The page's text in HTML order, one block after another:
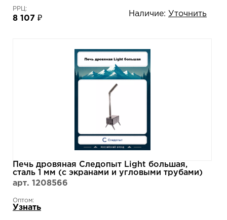
РРЦ:
8 107 ₽
Наличие: Уточнить
Печь дровяная Следопыт Light большая,
сталь 1 мм (с экранами и угловыми трубами)
арт. 1208566
Оптом:
Узнать